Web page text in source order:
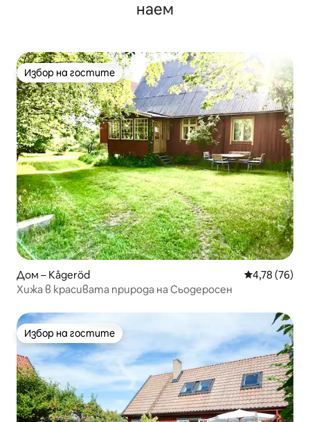
наем
Избор на гостите
Избор на гостите
Дом – Kågeröd Средна
4,78 (76)
Хижа в красивата природа на Сьодеросен
Избор на гостите
Избор на гостите